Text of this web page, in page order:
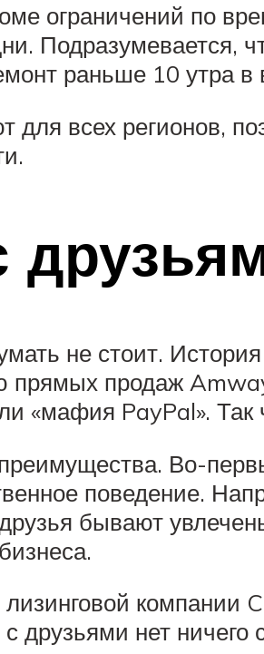
ограничений по
Подразумевается,
раньше 10 утра
для всех регионов,
не стоит.
продаж
«мафия PayPal».
Во-
поведение.
бывают
компании
друзьями нет ничего